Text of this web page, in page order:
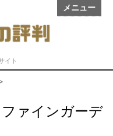
メニュー
イト
>
ァインガーデ